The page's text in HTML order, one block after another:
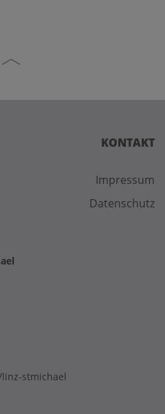
KONTAKT
Impressum
Datenschutz
stmichael